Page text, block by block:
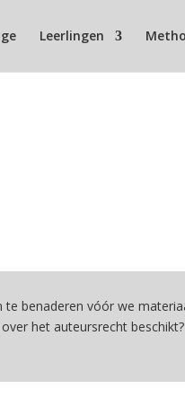
Leerlingen
benaderen vóór we
het auteursrecht